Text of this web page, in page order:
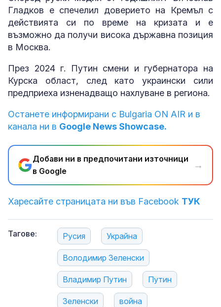
Гладков е спечелил доверието на Кремъл с
действията си по време на кризата и е
възможно да получи висока държавна позиция
в Москва.
През 2024 г. Путин смени и губернатора на
Курска област, след като украински сили
предприеха изненадващо нахлуване в региона.
Останете информирани с Bulgaria ON AIR и в
канала ни в Google News Showcase.
Добави ни в предпочитани източници
в Google
→
Харесайте страницата ни във Facebook ТУК
Тагове: Русия Украйна
Володимир Зеленски
Владимир Путин Путин
Зеленски война